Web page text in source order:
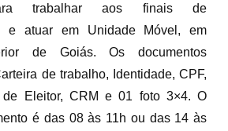
trabalhar aos finais de
e atuar em Unidade Móvel, em
de Goiás. Os documentos
de trabalho, Identidade, CPF,
de Eleitor, CRM e 01 foto 3×4. O
é das 08 às 11h ou das 14 às